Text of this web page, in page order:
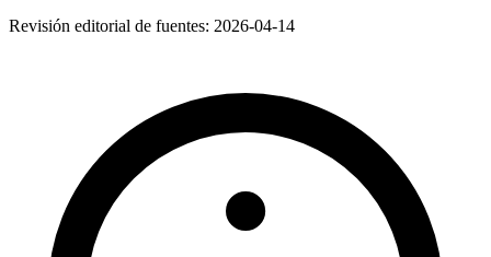
Revisión editorial de fuentes: 2026-04-14